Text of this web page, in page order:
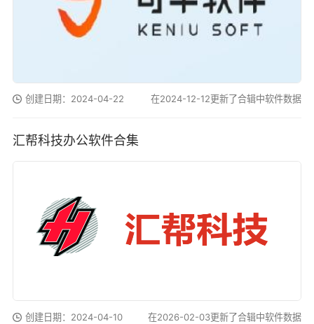
创建日期：2024-04-22 在2024-12-12更新了合辑中软件数据
汇帮科技办公软件合集
创建日期：2024-04-10 在2026-02-03更新了合辑中软件数据